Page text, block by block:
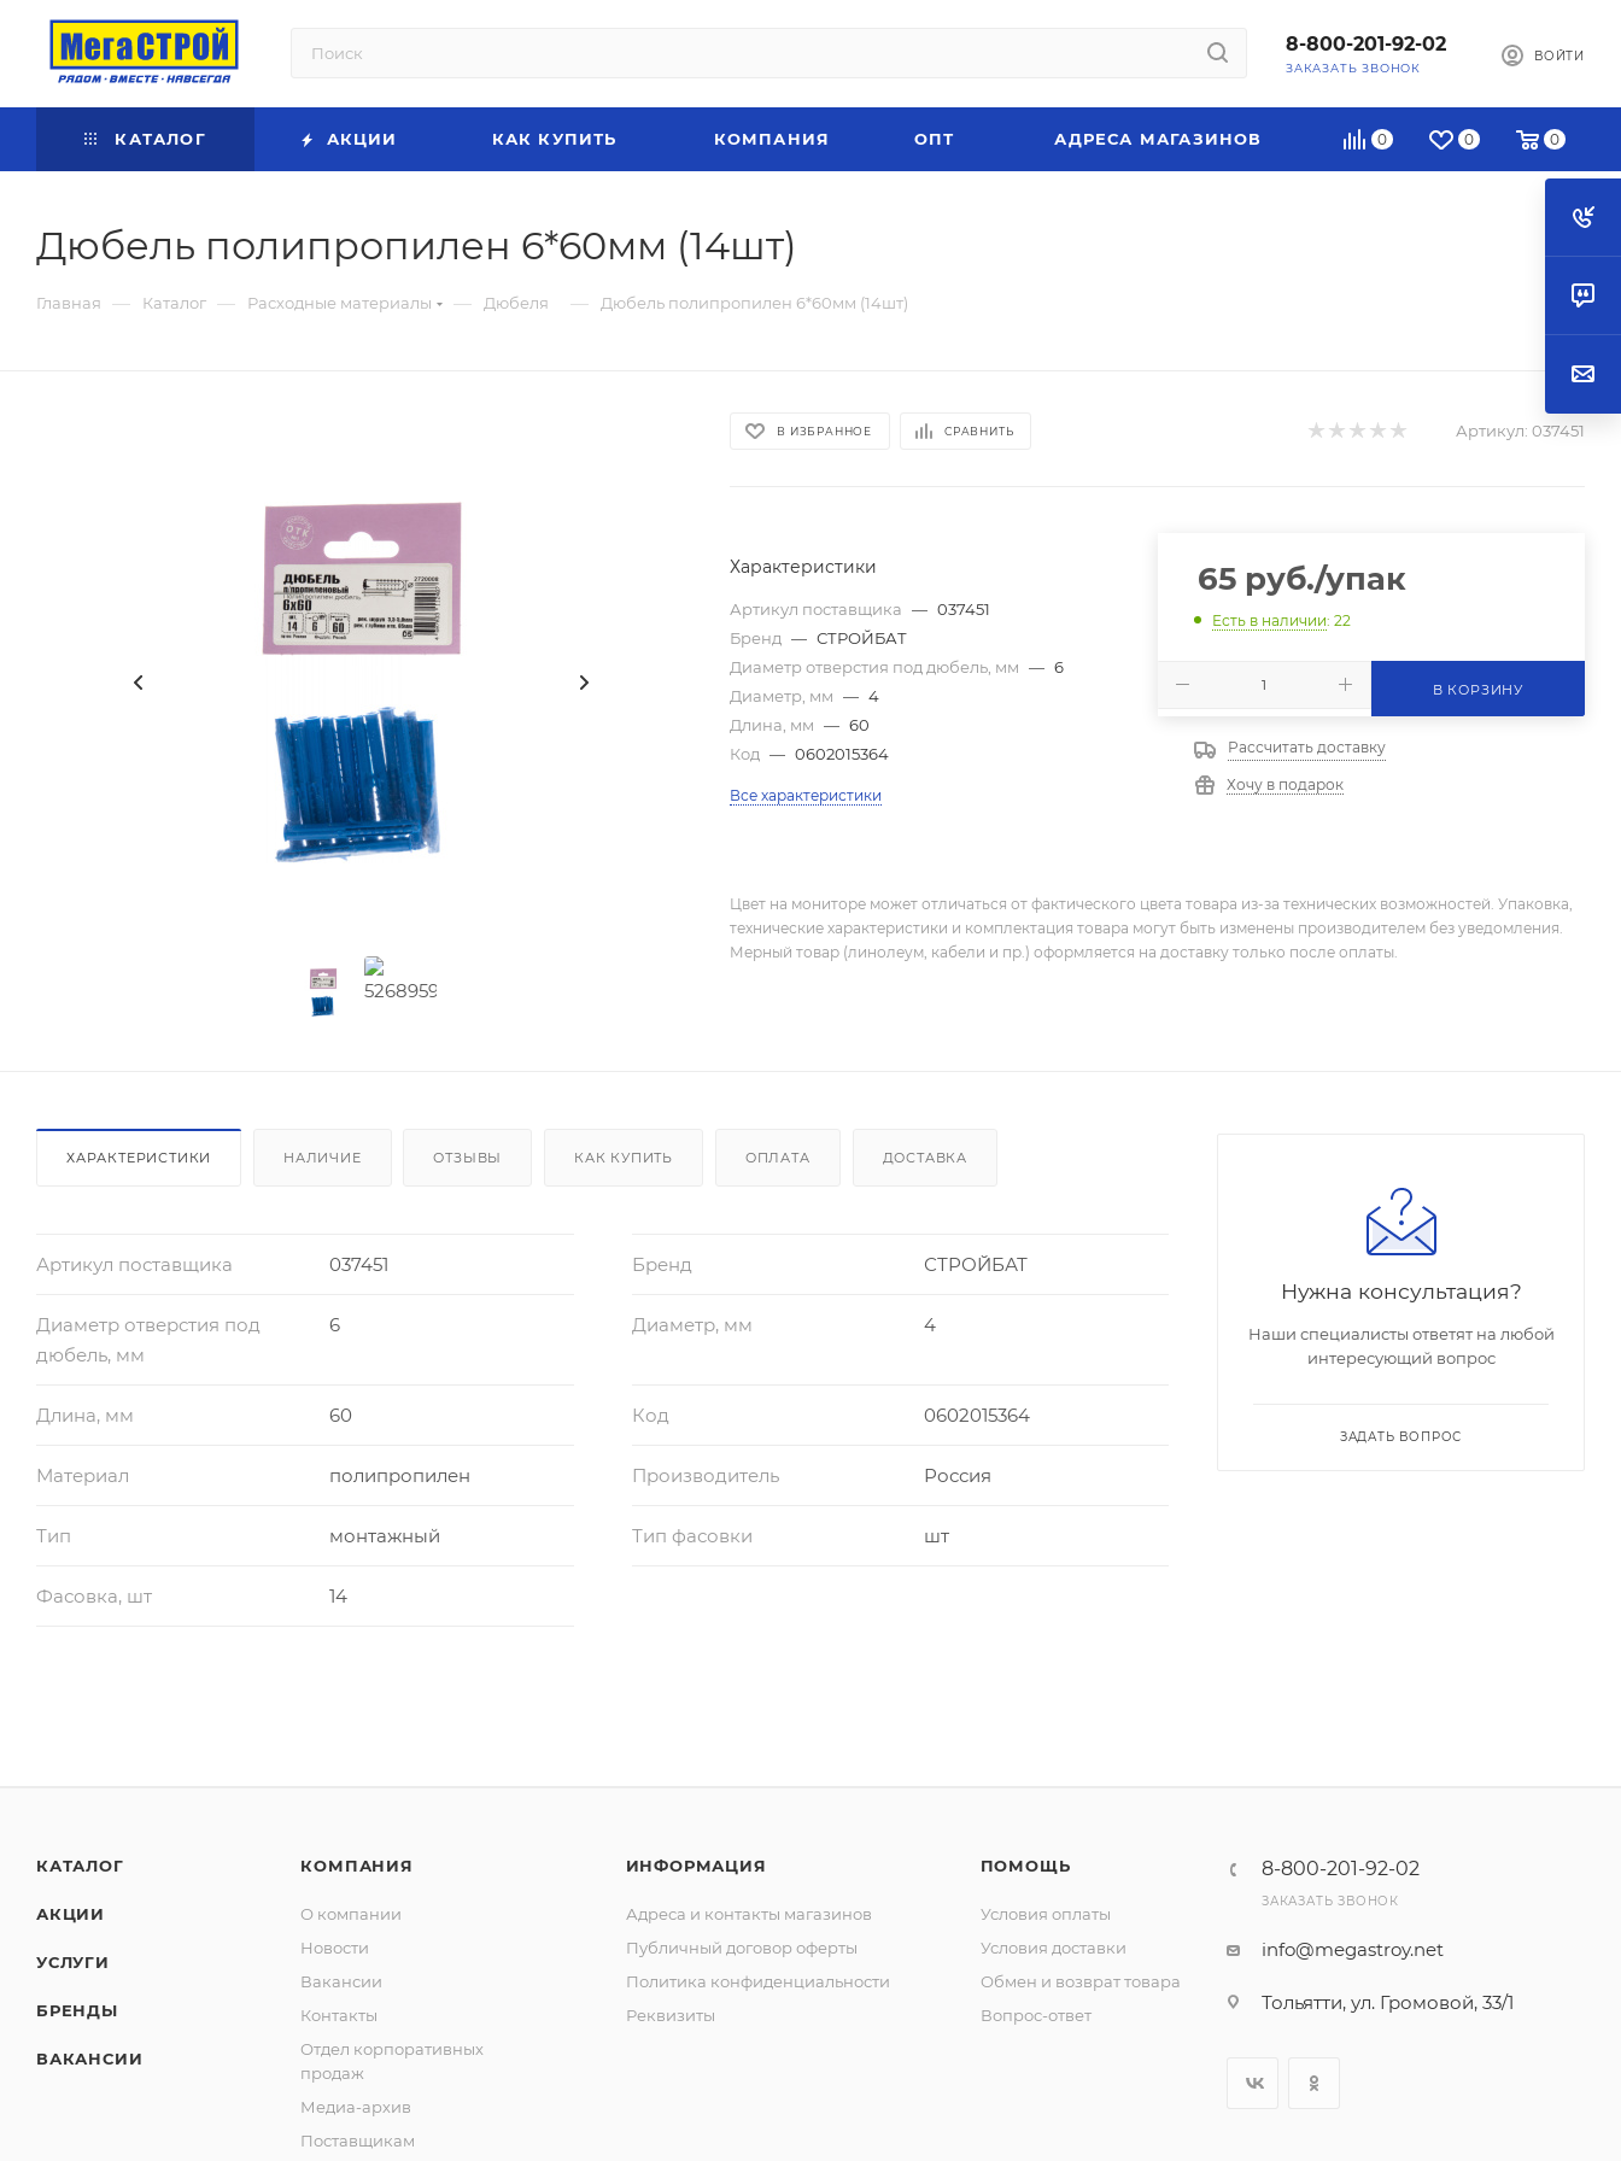
8-800-201-92-02
ЗАКАЗАТЬ ЗВОНОК
ВОЙТИ
0 0 0
КАТАЛОГ АКЦИИ КАК КУПИТЬ КОМПАНИЯ ОПТ АДРЕСА МАГАЗИНОВ
Дюбель полипропилен 6*60мм (14шт)
Главная — Каталог — Расходные материалы — Дюбеля — Дюбель полипропилен 6*60мм (14шт)
В ИЗБРАННОЕ СРАВНИТЬ Артикул: 037451
Характеристики
Артикул поставщика — 037451
Бренд — СТРОЙБАТ
Диаметр отверстия под дюбель, мм — 6
Диаметр, мм — 4
Длина, мм — 60
Код — 0602015364
Все характеристики
65руб./упак
Есть в наличии: 22
В КОРЗИНУ
Рассчитать доставку
Хочу в подарок
Цвет на мониторе может отличаться от фактического цвета товара из-за технических возможностей. Упаковка,
технические характеристики и комплектация товара могут быть изменены производителем без уведомления.
Мерный товар (линолеум, кабели и пр.) оформляется на доставку только после оплаты.
ХАРАКТЕРИСТИКИ НАЛИЧИЕ ОТЗЫВЫ КАК КУПИТЬ ОПЛАТА ДОСТАВКА
Артикул поставщика 037451 Бренд СТРОЙБАТ
Диаметр отверстия под
дюбель, мм
6 Диаметр, мм 4
Длина, мм 60 Код 0602015364
Материал полипропилен Производитель Россия
Тип монтажный Тип фасовки шт
Фасовка, шт 14
Нужна консультация?
Наши специалисты ответят на любой
интересующий вопрос
ЗАДАТЬ ВОПРОС
КАТАЛОГ
АКЦИИ
УСЛУГИ
БРЕНДЫ
ВАКАНСИИ
КОМПАНИЯ
О компании
Новости
Вакансии
Контакты
Отдел корпоративных
продаж
Медиа-архив
Поставщикам
ИНФОРМАЦИЯ
Адреса и контакты магазинов
Публичный договор оферты
Политика конфиденциальности
Реквизиты
ПОМОЩЬ
Условия оплаты
Условия доставки
Обмен и возврат товара
Вопрос-ответ
8-800-201-92-02
ЗАКАЗАТЬ ЗВОНОК
info@megastroy.net
Тольятти, ул. Громовой, 33/1